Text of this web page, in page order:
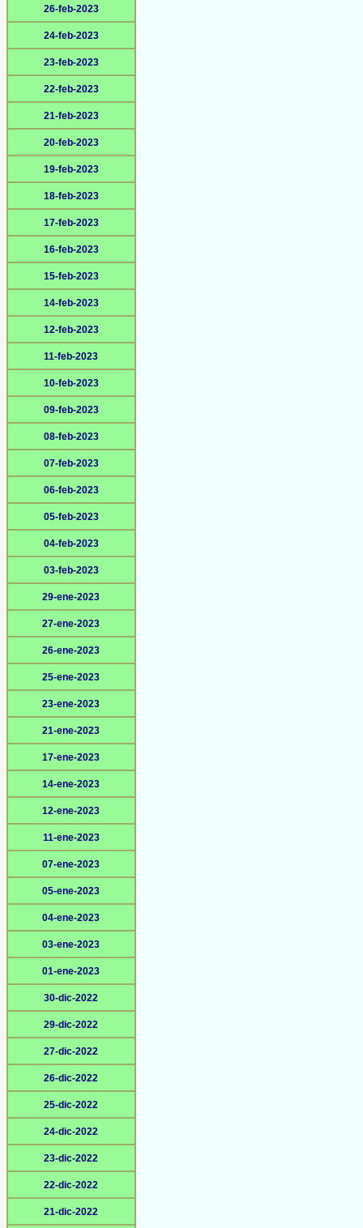
26-feb-2023
24-feb-2023
23-feb-2023
22-feb-2023
21-feb-2023
20-feb-2023
19-feb-2023
18-feb-2023
17-feb-2023
16-feb-2023
15-feb-2023
14-feb-2023
12-feb-2023
11-feb-2023
10-feb-2023
09-feb-2023
08-feb-2023
07-feb-2023
06-feb-2023
05-feb-2023
04-feb-2023
03-feb-2023
29-ene-2023
27-ene-2023
26-ene-2023
25-ene-2023
23-ene-2023
21-ene-2023
17-ene-2023
14-ene-2023
12-ene-2023
11-ene-2023
07-ene-2023
05-ene-2023
04-ene-2023
03-ene-2023
01-ene-2023
30-dic-2022
29-dic-2022
27-dic-2022
26-dic-2022
25-dic-2022
24-dic-2022
23-dic-2022
22-dic-2022
21-dic-2022